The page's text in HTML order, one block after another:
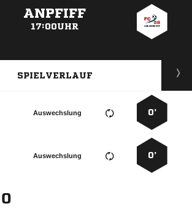
ANPFIFF
17:00UHR
SPIELVERLAUF
0’
Auswechslung
0’
Auswechslung
